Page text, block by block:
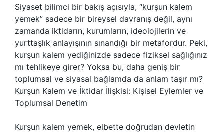
Siyaset bilimci bir bakış açısıyla, “kurşun kalem
yemek” sadece bir bireysel davranış değil, aynı
zamanda iktidarın, kurumların, ideolojilerin ve
yurttaşlık anlayışının sınandığı bir metafordur. Peki,
kurşun kalem yediğinizde sadece fiziksel sağlığınız
mı tehlikeye girer? Yoksa bu, daha geniş bir
toplumsal ve siyasal bağlamda da anlam taşır mı?
Kurşun Kalem ve İktidar İlişkisi: Kişisel Eylemler ve
Toplumsal Denetim
Kurşun kalem yemek, elbette doğrudan devletin